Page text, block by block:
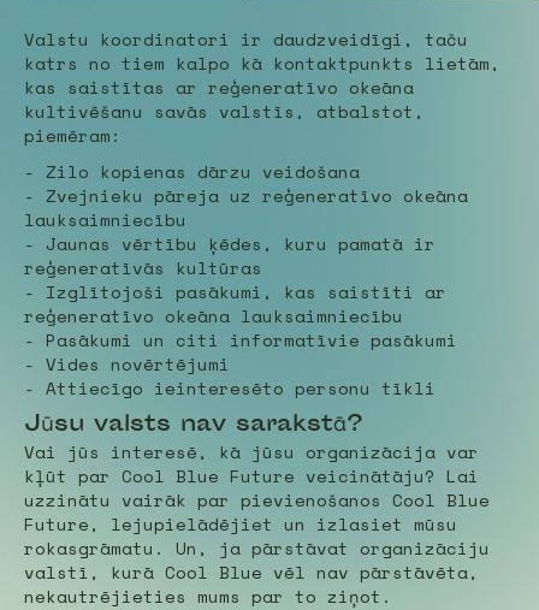
Valstu koordinatori ir daudzveidīgi, taču
katrs no tiem kalpo kā kontaktpunkts lietām,
kas saistītas ar reģeneratīvo okeāna
kultivēšanu savās valstīs, atbalstot,
piemēram:
- Zilo kopienas dārzu veidošana
- Zvejnieku pāreja uz reģeneratīvo okeāna
lauksaimniecību
- Jaunas vērtību ķēdes, kuru pamatā ir
reģeneratīvās kultūras
- Izglītojoši pasākumi, kas saistīti ar
reģeneratīvo okeāna lauksaimniecību
- Pasākumi un citi informatīvie pasākumi
- Vides novērtējumi
- Attiecīgo ieinteresēto personu tīkli
Jūsu valsts nav sarakstā?
Vai jūs interesē, kā jūsu organizācija var
kļūt par Cool Blue Future veicinātāju? Lai
uzzinātu vairāk par pievienošanos Cool Blue
Future, lejupielādējiet un izlasiet mūsu
rokasgrāmatu. Un, ja pārstāvat organizāciju
valstī, kurā Cool Blue vēl nav pārstāvēta,
nekautrējieties mums par to ziņot.